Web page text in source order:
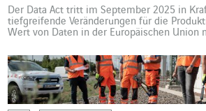
Der Data Act tritt im September 2025 in
tiefgreifende Veränderungen für die
Wert von Daten in der Europäischen Union
Transformationen. Der im Januar 2024
schafft einen Rahmen zur vereinfachten
Weitergabe von Daten, […]